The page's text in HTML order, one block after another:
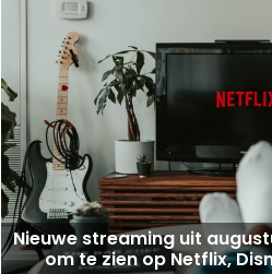
Nieuwe streaming uit
om te zien op Netflix,